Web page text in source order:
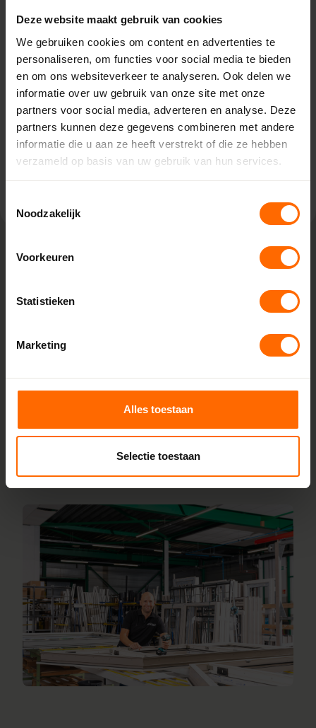
Deze website maakt gebruik van cookies
We gebruiken cookies om content en advertenties te
personaliseren, om functies voor social media te bieden
en om ons websiteverkeer te analyseren. Ook delen we
informatie over uw gebruik van onze site met onze
partners voor social media, adverteren en analyse. Deze
partners kunnen deze gegevens combineren met andere
informatie die u aan ze heeft verstrekt of die ze hebben
verzameld op basis van uw gebruik van hun services.
Noodzakelijk
Voorkeuren
Statistieken
Marketing
Alles toestaan
Selectie toestaan
Hammerweg 11,
7671 JE Vriezenveen
0513335000
vriezenveen@skodora.nl
Selecteren als mijn vestiging
Bij Skodora bestel je kunststof kozijnen van topkwaliteit,
fabrieken in Heerenveen en Meppel, wat zorgt voor scherpe
vakmensen direct voor je klaar.